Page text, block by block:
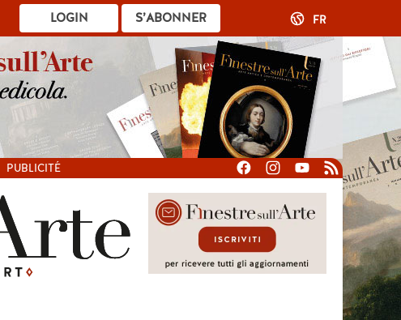
S’ABONNER
LOGIN FR
PUBLICITÉ